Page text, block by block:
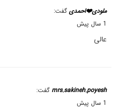
ملودی❤️احمدی گفت:
1 سال پیش
عالی
mrs.sakineh.poyesh گفت:
1 سال پیش